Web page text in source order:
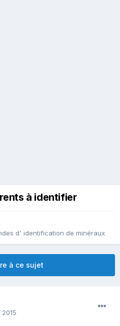
à identifier
d' identification de minéraux
à ce sujet